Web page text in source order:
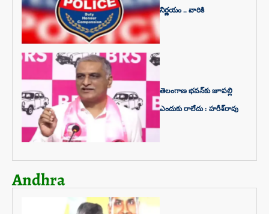
నిర్ణయం .. వారికి
తెలంగాణ భవన్‌కు జూపల్లి
ఎందుకు రాలేదు : హరీశ్‌రావు
Andhra